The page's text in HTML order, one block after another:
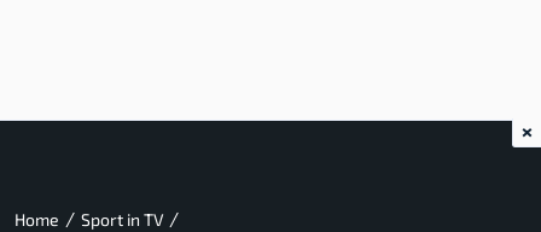
Home / Sport in TV /
×